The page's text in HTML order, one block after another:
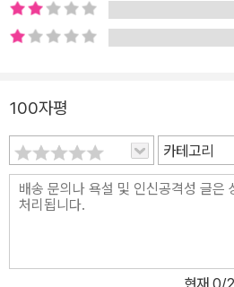
찬 여고생이다. 메리 제인은 수많은 고
카와 사귀게 되지만 행복은 잠시일 뿐,
것보다 ‘건강한 관계 맺기’가 훨씬 어려
는 ‘평범한 M. J.와 매력적인 M. J.’, 멋
으로 바라보는 두 자아를 통해 자신이
사에 책임을 다하고 당당한 여성임을
고 있다. 이를 통해 독자는 지극히 건강
100자평
카테고리